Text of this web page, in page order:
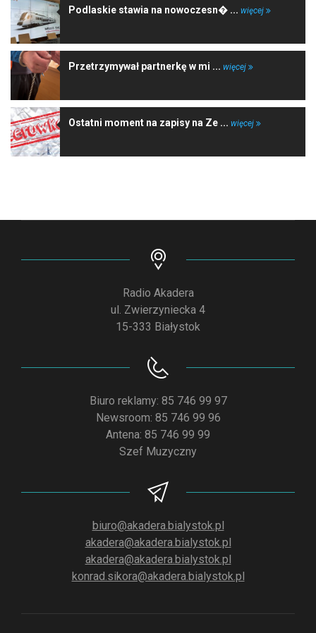
Podlaskie stawia na nowoczesn� ... więcej
Przetrzymywał partnerkę w mi ... więcej
Ostatni moment na zapisy na Ze ... więcej
Radio Akadera
ul. Zwierzyniecka 4
15-333 Białystok
Biuro reklamy: 85 746 99 97
Newsroom: 85 746 99 96
Antena: 85 746 99 99
Szef Muzyczny
biuro@akadera.bialystok.pl
akadera@akadera.bialystok.pl
akadera@akadera.bialystok.pl
konrad.sikora@akadera.bialystok.pl